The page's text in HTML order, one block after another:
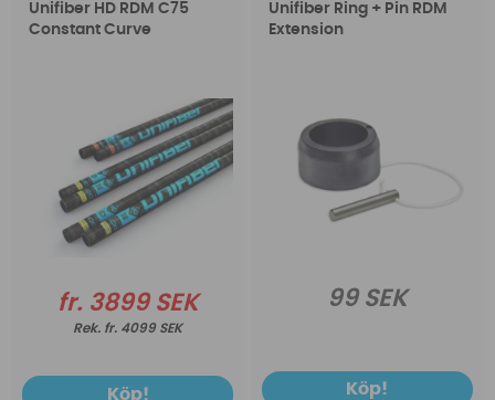
Unifiber HD RDM C75
Constant Curve
fr. 3899 SEK
fr. 4099 SEK
Köp!
Unifiber Ring + Pin RDM
Extension
99 SEK
Köp!